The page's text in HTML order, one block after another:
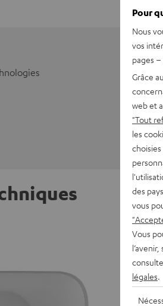
Boitier
Pour
Nous
vos
pages
Grâce
web et
"Tout
les
des
vous
Vous
légales